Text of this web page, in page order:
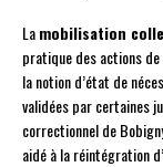
Lamobilisation
pratique des actions
la notion d’état de
validées par certaines
correctionnel de
aidé à la réintégration